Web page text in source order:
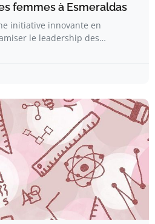
femmes à Esmeraldas
initiative innovante en
le leadership des…